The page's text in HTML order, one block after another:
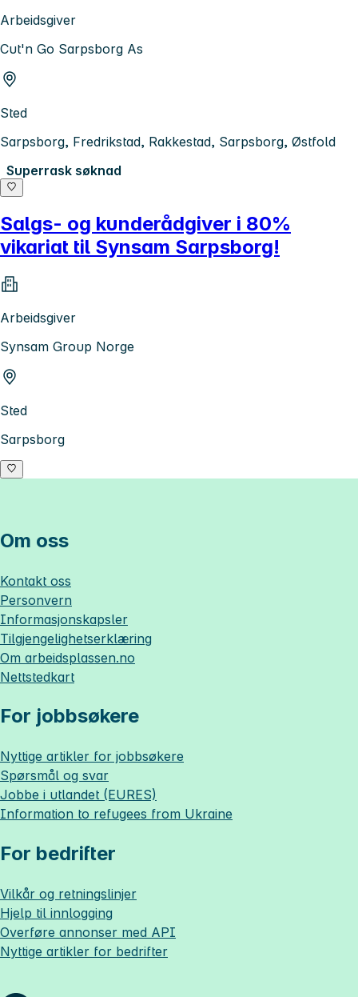
Arbeidsgiver
Cut'n Go Sarpsborg As
Sted
Sarpsborg, Fredrikstad, Rakkestad, Sarpsborg, Østfold
Superrask søknad
Salgs- og kunderådgiver i 80%
vikariat til Synsam Sarpsborg!
Arbeidsgiver
Synsam Group Norge
Sted
Sarpsborg
Om oss
Kontakt oss
Personvern
Informasjonskapsler
Tilgjengelighetserklæring
Om arbeidsplassen.no
Nettstedkart
For jobbsøkere
Nyttige artikler for jobbsøkere
Spørsmål og svar
Jobbe i utlandet (EURES)
Information to refugees from Ukraine
For bedrifter
Vilkår og retningslinjer
Hjelp til innlogging
Overføre annonser med API
Nyttige artikler for bedrifter